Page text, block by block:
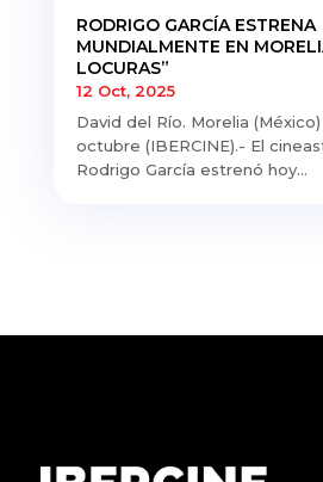
RODRIGO GARCÍA ESTRENA
MUNDIALMENTE EN
LOCURAS”
12 Oct, 2025
David del Río. Morelia (México)
octubre (IBERCINE).- El
Rodrigo García estrenó hoy...